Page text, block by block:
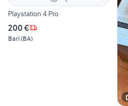
Playstation 4 Pro
200 €
Bari(BA)